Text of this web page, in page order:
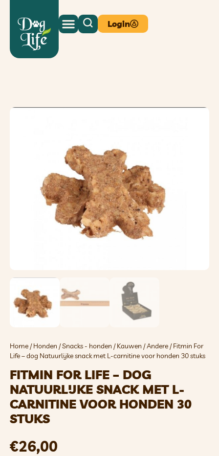
Login
Home /Honden /Snacks - honden /Kauwen /Andere / Fitmin For
Life – dog Natuurlijke snack met L-carnitine voor honden 30 stuks
FITMIN FOR LIFE – DOG
NATUURLIJKE SNACK MET L-
CARNITINE VOOR HONDEN 30
STUKS
€26,00